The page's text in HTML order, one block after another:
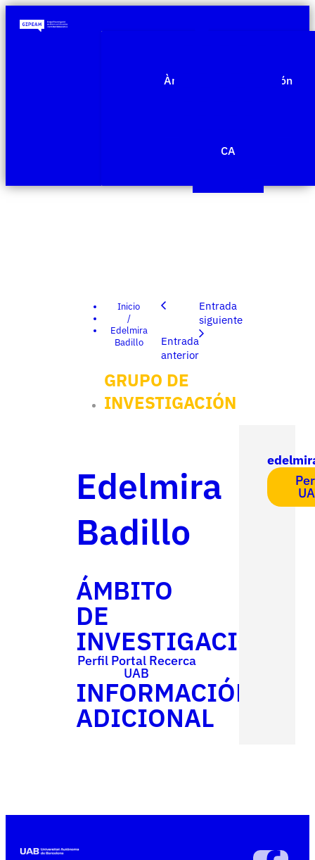
Àmbitos de investigación
CA
Inicio
/
Edelmira
Badillo
GRUPO DE
INVESTIGACIÓN
Entrada
anterior
Entrada
siguiente
Edelmira
Badillo
ÁMBITO
DE
INVESTIGACIÓN
Perfil Portal Recerca
UAB
INFORMACIÓN
ADICIONAL